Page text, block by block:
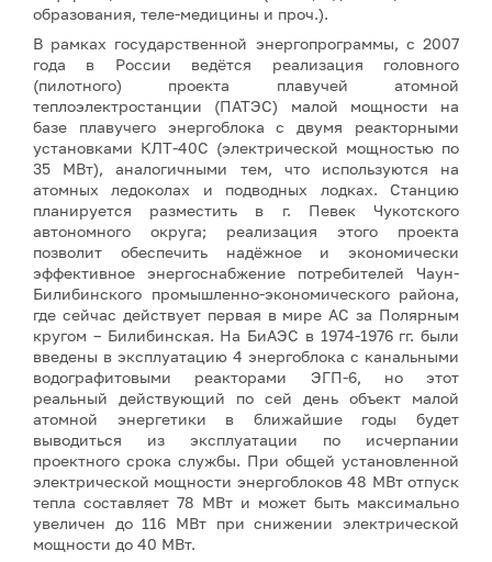
образования, теле-медицины и проч.).
В рамках государственной энергопрограммы, с 2007
года в России ведётся реализация головного
(пилотного) проекта плавучей атомной
теплоэлектростанции (ПАТЭС) малой мощности на
базе плавучего энергоблока с двумя реакторными
установками КЛТ-40С (электрической мощностью по
35 МВт), аналогичными тем, что используются на
атомных ледоколах и подводных лодках. Станцию
планируется разместить в г. Певек Чукотского
автономного округа; реализация этого проекта
позволит обеспечить надёжное и экономически
эффективное энергоснабжение потребителей Чаун-
Билибинского промышленно-экономического района,
где сейчас действует первая в мире АС за Полярным
кругом – Билибинская. На БиАЭС в 1974-1976 гг. были
введены в эксплуатацию 4 энергоблока с канальными
водографитовыми реакторами ЭГП-6, но этот
реальный действующий по сей день объект малой
атомной энергетики в ближайшие годы будет
выводиться из эксплуатации по исчерпании
проектного срока службы. При общей установленной
электрической мощности энергоблоков 48 МВт отпуск
тепла составляет 78 МВт и может быть максимально
увеличен до 116 МВт при снижении электрической
мощности до 40 МВт.